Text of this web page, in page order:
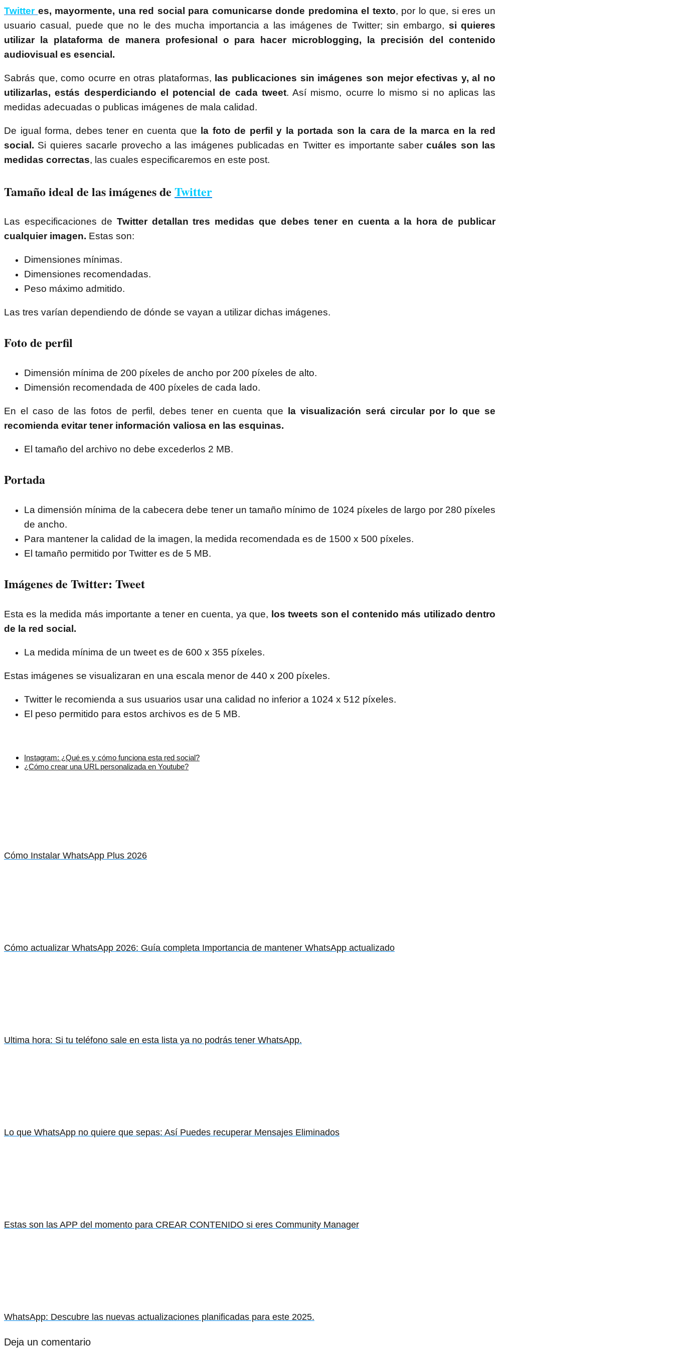
Twitter es, mayormente, una red social para comunicarse donde predomina el texto, por lo que, si eres un
usuario casual, puede que no le des mucha importancia a las imágenes de Twitter; sin embargo, si quieres
utilizar la plataforma de manera profesional o para hacer microblogging, la precisión del contenido
audiovisual es esencial.
Sabrás que, como ocurre en otras plataformas, las publicaciones sin imágenes son mejor efectivas y, al no
utilizarlas, estás desperdiciando el potencial de cada tweet. Así mismo, ocurre lo mismo si no aplicas las
medidas adecuadas o publicas imágenes de mala calidad.
De igual forma, debes tener en cuenta que
la foto de perfil y la portada son la cara de la marca en la red
social. Si quieres sacarle provecho a las imágenes publicadas en Twitter es importante sabercuáles son las
medidas correctas, las cuales especificaremos en este post.
Tamaño ideal de las imágenes de Twitter
Las especificaciones de Twitter detallan tres medidas que debes tener en cuenta a la hora de publicar
cualquier imagen. Estas son:
Dimensiones mínimas.
Dimensiones recomendadas.
Peso máximo admitido.
Las tres varían dependiendo de dónde se vayan a utilizar dichas imágenes.
Foto de perfil
Dimensión mínima de 200 píxeles de ancho por 200 píxeles de alto.
Dimensión recomendada de 400 píxeles de cada lado.
En el caso de las fotos de perfil, debes tener en cuenta que
la visualización será circular por lo que se
recomienda evitar tener información valiosa en las esquinas.
El tamaño del archivo no debe excederlos 2 MB.
Portada
La dimensión mínima de la cabecera debe tener un tamaño mínimo de 1024 píxeles de largo por 280 píxeles
de ancho.
Para mantener la calidad de la imagen, la medida recomendada es de 1500 x 500 píxeles.
El tamaño permitido por Twitter es de 5 MB.
Imágenes de Twitter: Tweet
Esta es la medida más importante a tener en cuenta, ya que, los tweets son el contenido más utilizado dentro
de la red social.
La medida mínima de un tweet es de 600 x 355 píxeles.
Estas imágenes se visualizaran en una escala menor de 440 x 200 píxeles.
Twitter le recomienda a sus usuarios usar una calidad no inferior a 1024 x 512 píxeles.
El peso permitido para estos archivos es de 5 MB.
Instagram: ¿Qué es y cómo funciona esta red social?
¿Cómo crear una URL personalizada en Youtube?
Cómo Instalar WhatsApp Plus 2026
Cómo actualizar WhatsApp 2026: Guía completa Importancia de mantener WhatsApp actualizado
Ultima hora: Si tu teléfono sale en esta lista ya no podrás tener WhatsApp.
Lo que WhatsApp no quiere que sepas: Así Puedes recuperar Mensajes Eliminados
Estas son las APP del momento para CREAR CONTENIDO si eres Community Manager
WhatsApp: Descubre las nuevas actualizaciones planificadas para este 2025.
Deja un comentario